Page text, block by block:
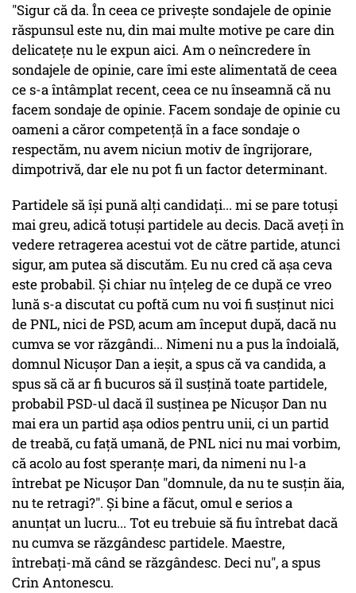
"Sigur că da. În ceea ce privește sondajele de opinie
răspunsul este nu, din mai multe motive pe care din
delicatețe nu le expun aici. Am o neîncredere în
sondajele de opinie, care îmi este alimentată de ceea
ce s-a întâmplat recent, ceea ce nu înseamnă că nu
facem sondaje de opinie. Facem sondaje de opinie cu
oameni a căror competență în a face sondaje o
respectăm, nu avem niciun motiv de îngrijorare,
dimpotrivă, dar ele nu pot fi un factor determinant.
Partidele să își pună alți candidați... mi se pare totuși
mai greu, adică totuși partidele au decis. Dacă aveți în
vedere retragerea acestui vot de către partide, atunci
sigur, am putea să discutăm. Eu nu cred că așa ceva
este probabil. Și chiar nu înțeleg de ce după ce vreo
lună s-a discutat cu poftă cum nu voi fi susținut nici
de PNL, nici de PSD, acum am început după, dacă nu
cumva se vor răzgândi... Nimeni nu a pus la îndoială,
domnul Nicușor Dan a ieșit, a spus că va candida, a
spus să că ar fi bucuros să îl susțină toate partidele,
probabil PSD-ul dacă îl susținea pe Nicușor Dan nu
mai era un partid așa odios pentru unii, ci un partid
de treabă, cu față umană, de PNL nici nu mai vorbim,
că acolo au fost speranțe mari, da nimeni nu l-a
întrebat pe Nicușor Dan "domnule, da nu te susțin ăia,
nu te retragi?". Și bine a făcut, omul e serios a
anunțat un lucru... Tot eu trebuie să fiu întrebat dacă
nu cumva se răzgândesc partidele. Maestre,
întrebați-mă când se răzgândesc. Deci nu", a spus
Crin Antonescu.